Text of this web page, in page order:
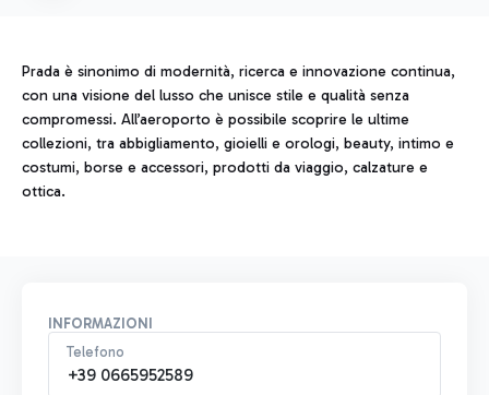
Prada è sinonimo di modernità, ricerca e innovazione continua,
con una visione del lusso che unisce stile e qualità senza
compromessi. All’aeroporto è possibile scoprire le ultime
collezioni, tra abbigliamento, gioielli e orologi, beauty, intimo e
costumi, borse e accessori, prodotti da viaggio, calzature e
ottica.
INFORMAZIONI
Telefono
+39 0665952589